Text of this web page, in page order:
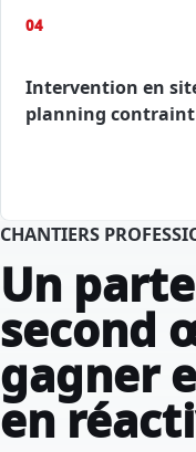
04
Intervention en
planning contraint
CHANTIERS
Un
second
gagner
en